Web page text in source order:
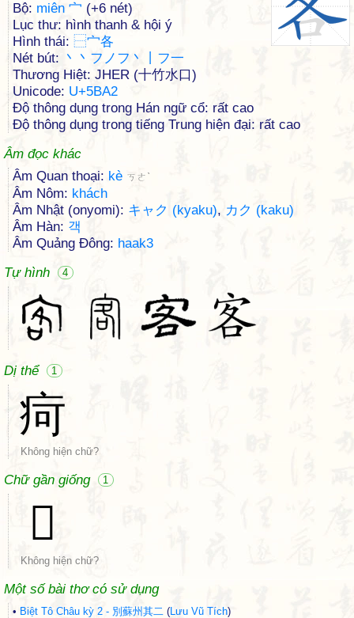
Bộ: miên 宀 (+6 nét)
Lục thư: hình thanh & hội ý
Hình thái: ⿱宀各
Nét bút: 丶丶フノフ丶丨フ一
Thương Hiệt: JHER (十竹水口)
Unicode: U+5BA2
Độ thông dụng trong Hán ngữ cổ: rất cao
Độ thông dụng trong tiếng Trung hiện đại: rất cao
Âm đọc khác
Âm Quan thoại: kè ㄎㄜˋ
Âm Nôm: khách
Âm Nhật (onyomi): キャク (kyaku), カク (kaku)
Âm Hàn: 객
Âm Quảng Đông: haak3
Tự hình
4
Dị thể 1
疴
Không hiện chữ?
Chữ gần giống 1
𡧶
Không hiện chữ?
Một số bài thơ có sử dụng
• Biệt Tô Châu kỳ 2 - 別蘇州其二 (Lưu Vũ Tích)